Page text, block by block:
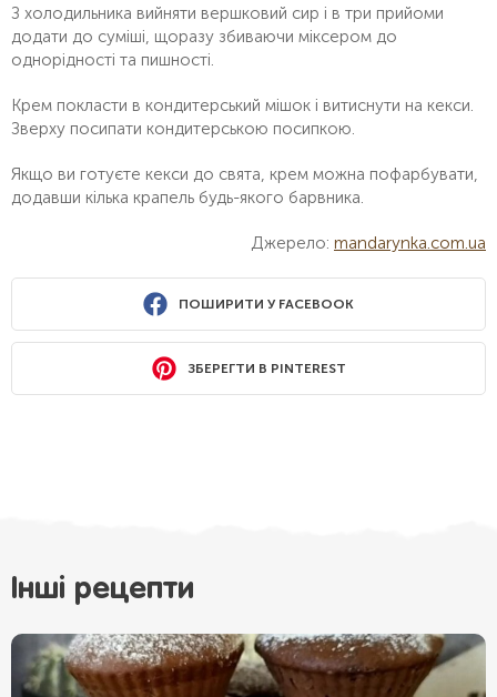
З холодильника вийняти вершковий сир і в три прийоми
додати до суміші, щоразу збиваючи міксером до
однорідності та пишності.
Крем покласти в кондитерський мішок і витиснути на кекси.
Зверху посипати кондитерською посипкою.
Якщо ви готуєте кекси до свята, крем можна пофарбувати,
додавши кілька крапель будь-якого барвника.
Джерело: mandarynka.com.ua
ПОШИРИТИ У FACEBOOK
ЗБЕРЕГТИ В PINTEREST
Інші рецепти